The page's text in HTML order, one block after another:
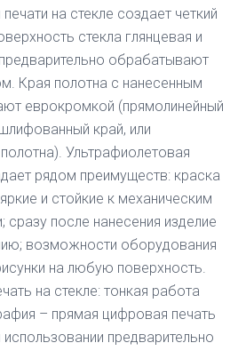
на стекле создает четкий
стекла глянцевая и
обрабатывают
Края полотна с нанесенным
еврокромкой (прямолинейный
край, или
Ультрафиолетовая
рядом преимуществ: краска
и стойкие к механическим
сразу после нанесения изделие
возможности оборудования
на любую поверхность.
на стекле: тонкая работа
– прямая цифровая печать
предварительно